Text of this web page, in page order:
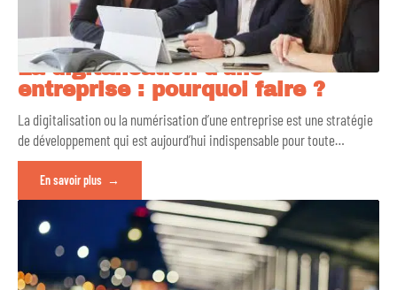
La digitalisation d’une
entreprise : pourquoi faire ?
La digitalisation ou la numérisation d’une entreprise est une stratégie
de développement qui est aujourd’hui indispensable pour toute…
En savoir plus